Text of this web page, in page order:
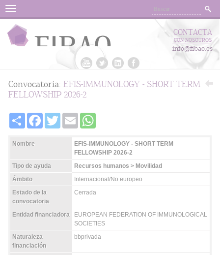
Menu
CONTACTA
CON NOSOTROS
info@fibao.es
Convocatoria: EFIS-IMMUNOLOGY - SHORT TERM
FELLOWSHIP 2026-2
Share FacebookTwitter Email
Nombre
EFIS-IMMUNOLOGY - SHORT TERM
FELLOWSHIP 2026-2
Tipo de ayuda
Recursos humanos > Movilidad
Ámbito
Internacional/No europeo
Estado de la
convocatoria
Cerrada
Entidad financiadora
EUROPEAN FEDERATION OF IMMUNOLOGICAL
SOCIETIES
Naturaleza
financiación
bbprivada